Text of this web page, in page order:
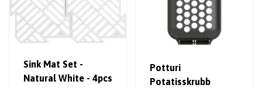
Sink Mat Set -
Natural White - 4pcs
Potturi
Potatisskrubb